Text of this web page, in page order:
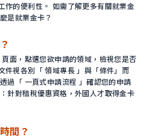
作的便利性。 如需了解更多有關就業金
是就業金卡？
面，點選您欲申請的領域，檢視您是否
件視各別「 領域專長 」與「條件」而
過「 一頁式申請流程 」確認您的申請
針對租稅優惠資格，外國人才取得金卡
間？